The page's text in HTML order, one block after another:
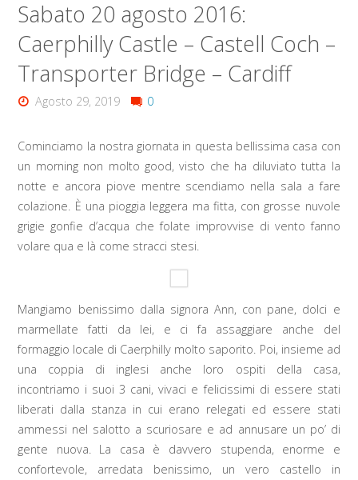
Sabato 20 agosto 2016:
Caerphilly Castle – Castell Coch –
Transporter Bridge – Cardiff
Agosto 29, 2019 0
Cominciamo la nostra giornata in questa bellissima casa con
un morning non molto good, visto che ha diluviato tutta la
notte e ancora piove mentre scendiamo nella sala a fare
colazione. È una pioggia leggera ma fitta, con grosse nuvole
grigie gonfie d’acqua che folate improvvise di vento fanno
volare qua e là come stracci stesi.
Mangiamo benissimo dalla signora Ann, con pane, dolci e
marmellate fatti da lei, e ci fa assaggiare anche del
formaggio locale di Caerphilly molto saporito. Poi, insieme ad
una coppia di inglesi anche loro ospiti della casa,
incontriamo i suoi 3 cani, vivaci e felicissimi di essere stati
liberati dalla stanza in cui erano relegati ed essere stati
ammessi nel salotto a scuriosare e ad annusare un po’ di
gente nuova. La casa è davvero stupenda, enorme e
confortevole, arredata benissimo, un vero castello in